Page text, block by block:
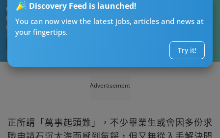
Discovery Feed is launched!
You can now view the latest jobs, articles and news at
your fingertips.
Try it!
CTgoodjobs’ Editor
Published:
2022-07-05
Updated:
2022-07-06 14:08
Advertisement
正所謂「萬事起頭難」，不少畢業生或會因多份求